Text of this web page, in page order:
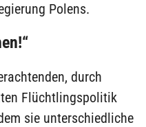
Polens.
durch
Flüchtlingspolitik
sie unterschiedliche